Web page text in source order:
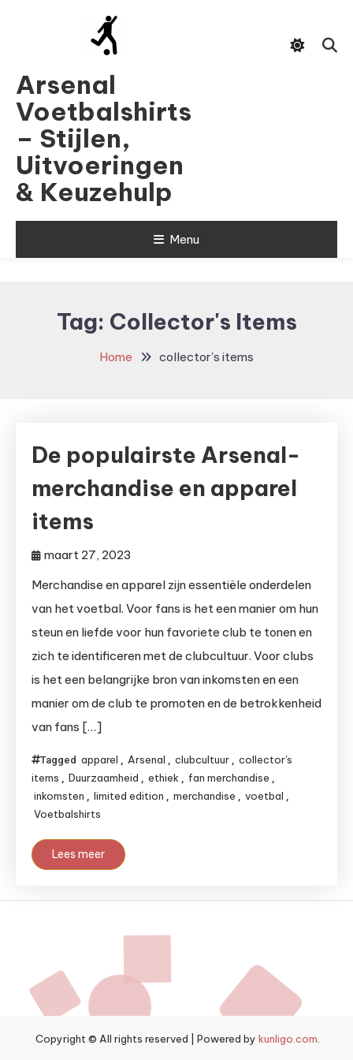
Arsenal
Voetbalshirts
– Stijlen,
Uitvoeringen
& Keuzehulp
Menu
Tag: Collector's Items
Home collector's items
De populairste Arsenal-
merchandise en apparel
items
maart 27, 2023
Merchandise en apparel zijn essentiële onderdelen
van het voetbal. Voor fans is het een manier om hun
steun en liefde voor hun favoriete club te tonen en
zich te identificeren met de clubcultuur. Voor clubs
is het een belangrijke bron van inkomsten en een
manier om de club te promoten en de betrokkenheid
van fans […]
Tagged apparel , Arsenal , clubcultuur , collector's
items , Duurzaamheid , ethiek , fan merchandise ,
inkomsten , limited edition , merchandise , voetbal ,
Voetbalshirts
Lees meer
Copyright © All rights reserved Powered by kunligo.com